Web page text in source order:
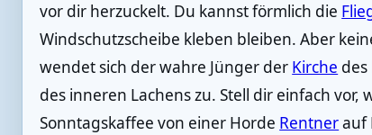
vor dir herzuckelt. Du kannst förmlich die
Windschutzscheibe kleben bleiben. Aber
wendet sich der wahre Jünger der Kirche
des inneren Lachens zu. Stell dir einfach vor,
Sonntagskaffee von einer Horde Rentnerauf